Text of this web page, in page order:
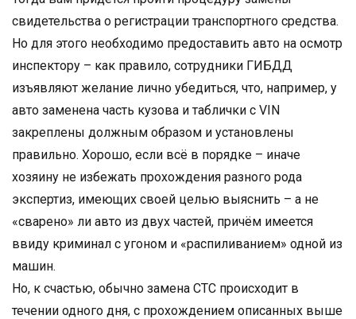
свидетельства о регистрации транспортного средства.
Но для этого необходимо предоставить авто на осмотр
инспектору – как правило, сотрудники ГИБДД
изъявляют желание лично убедиться, что, например, у
авто заменена часть кузова и таблички с VIN
закреплены должным образом и установлены
правильно. Хорошо, если всё в порядке – иначе
хозяину не избежать прохождения разного рода
экспертиз, имеющих своей целью выяснить – а не
«сварено» ли авто из двух частей, причём имеется
ввиду криминал с угоном и «распиливанием» одной из
машин.
Но, к счастью, обычно замена СТС происходит в
течении одного дня, с прохождением описанных выше